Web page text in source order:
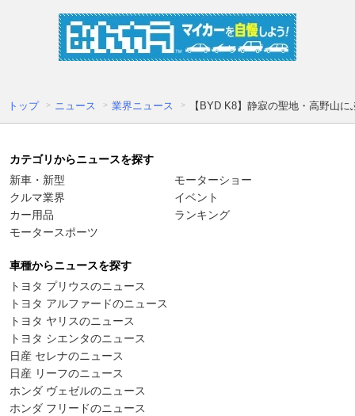
トップ ニュース 業界ニュース 【BYD K8】静寂の聖地・高野山
カテゴリからニュースを探す
新車・新型
クルマ業界
カー用品
モータースポーツ
モーターショー
イベント
ランキング
車種からニュースを探す
トヨタ プリウスのニュース
トヨタ アルファードのニュース
トヨタ ヤリスのニュース
トヨタ シエンタのニュース
日産 セレナのニュース
日産 リーフのニュース
ホンダ ヴェゼルのニュース
ホンダ フリードのニュース